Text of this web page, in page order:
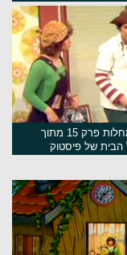
מזוודת המחלות פרק 15 מתוך